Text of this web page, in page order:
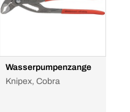
Wasserpumpenzange
Knipex, Cobra